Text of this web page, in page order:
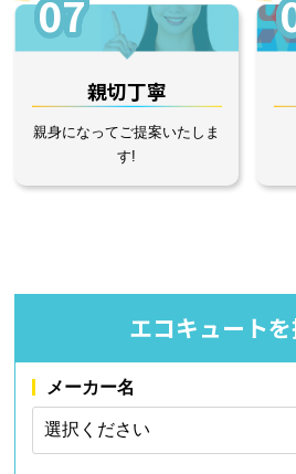
07
親切丁寧
親身になってご提案いたしま
す!
エコキュート
メーカー名